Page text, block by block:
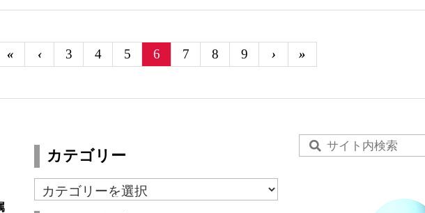
« ‹ 3 4 5 6 7 8 9 › »
カテゴリー
カ
テ